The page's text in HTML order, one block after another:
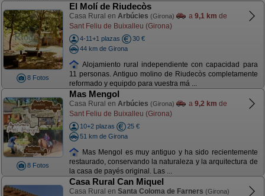
8 Fotos
El Molí de Riudecòs
Casa Rural en Arbúcies (Girona) a 9,1 km de
Sant Feliu de Buixalleu (Girona)
4-11+1 plazas
30 €
44 km de Girona
Alojamiento rural independiente con capacidad para
11 personas. Antiguo molino de Riudecòs completamente
reformado y equipdo para vuestra má ...
8 Fotos
Mas Mengol
Casa Rural en Arbúcies (Girona) a 9,2 km de
Sant Feliu de Buixalleu (Girona)
10+2 plazas
25 €
51 km de Girona
Mas Mengol es muy antiguo y ha sido recientemente
restaurado, conservando la naturaleza y la arquitectura de
la casa de payés original. Las ...
Casa Rural Can Miquel
Casa Rural en Santa Coloma de Farners (Girona)